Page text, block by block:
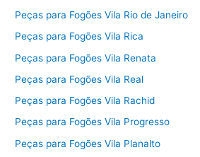
Peças para Fogões Vila Rio de Janeiro
Peças para Fogões Vila Rica
Peças para Fogões Vila Renata
Peças para Fogões Vila Real
Peças para Fogões Vila Rachid
Peças para Fogões Vila Progresso
Peças para Fogões Vila Planalto